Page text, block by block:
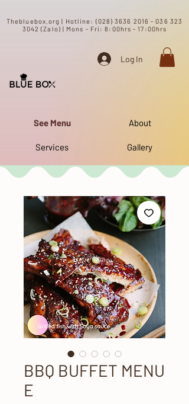
​Thebluebox.org | Hotline: (028) 3636 2016 - 036 323
3042 (Zalo) | Mons - Fri: 8:00hrs - 17:00hrs​
Log In
See Menu
Services
About
Gallery
BBQ BUFFET MENU
E